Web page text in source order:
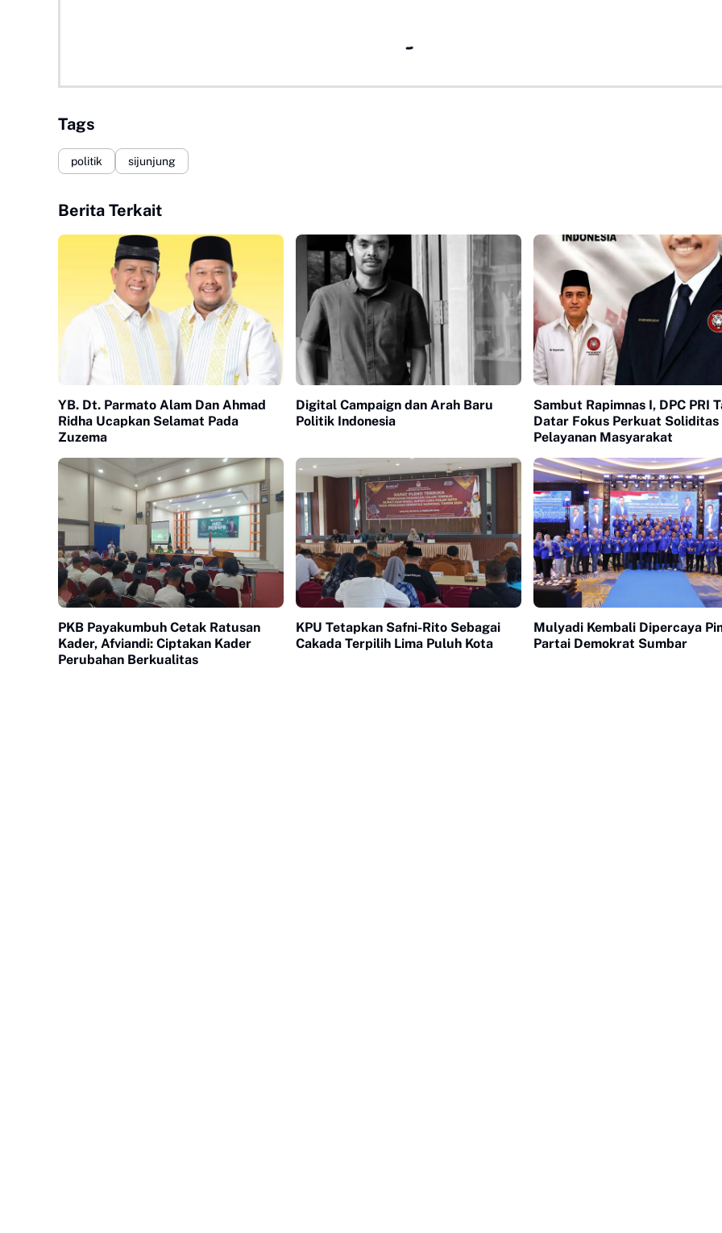
Tags
politik sijunjung
Berita Terkait
YB. Dt. Parmato Alam Dan Ahmad
Ridha Ucapkan Selamat Pada
Zuzema
Digital Campaign dan Arah Baru
Politik Indonesia
Sambut Rapimnas I, DPC PRI
Datar Fokus Perkuat Soliditas
Pelayanan Masyarakat
PKB Payakumbuh Cetak Ratusan
Kader, Afviandi: Ciptakan Kader
Perubahan Berkualitas
KPU Tetapkan Safni-Rito Sebagai
Cakada Terpilih Lima Puluh Kota
Mulyadi Kembali Dipercaya
Partai Demokrat Sumbar